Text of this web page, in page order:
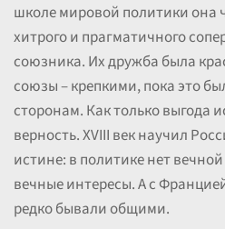
школе мировой политики она
хитрого и прагматичного
союзника. Их дружба была
союзы – крепкими, пока это
сторонам. Как только выгода
верность. XVIII век научил
истине: в политике нет
вечные интересы. А с
редко бывали общими.